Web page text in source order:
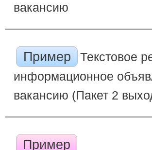
вакансию
Пример
Текстовое
информационное
вакансию (Пакет 2
Пример